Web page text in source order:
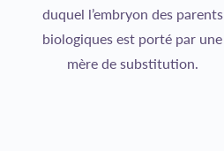
duquel l’embryon des parents
biologiques est porté par une
mère de substitution.